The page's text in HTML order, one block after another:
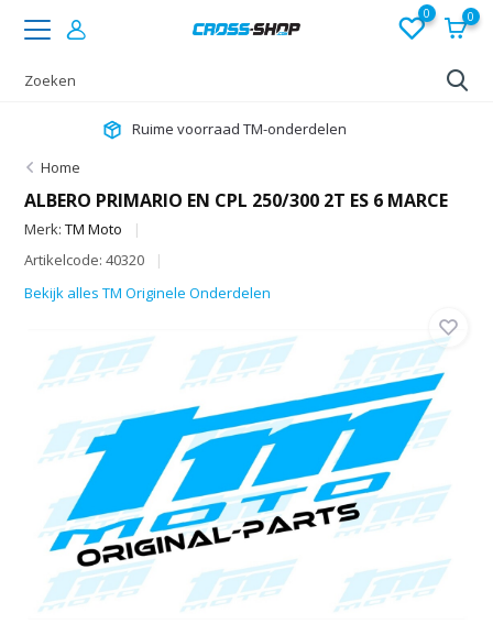
0 0
★ 4,7 op Google
Home
ALBERO PRIMARIO EN CPL 250/300 2T ES 6 MARCE
Merk:TM Moto
Artikelcode: 40320
Bekijk alles TM Originele Onderdelen